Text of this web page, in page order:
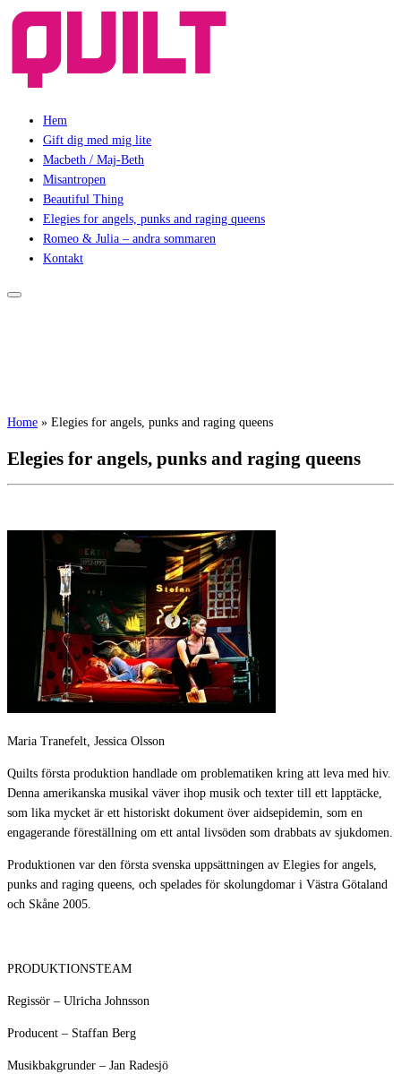
Hem
Gift dig med mig lite
Macbeth / Maj-Beth
Misantropen
Beautiful Thing
Elegies for angels, punks and raging queens
Romeo & Julia – andra sommaren
Kontakt
Home » Elegies for angels, punks and raging queens
Elegies for angels, punks and raging queens
Maria Tranefelt, Jessica Olsson
Quilts första produktion handlade om problematiken kring att leva med hiv.
Denna amerikanska musikal väver ihop musik och texter till ett lapptäcke,
som lika mycket är ett historiskt dokument över aidsepidemin, som en
engagerande föreställning om ett antal livsöden som drabbats av sjukdomen.
Produktionen var den första svenska uppsättningen av Elegies for angels,
punks and raging queens, och spelades för skolungdomar i Västra Götaland
och Skåne 2005.
PRODUKTIONSTEAM
Regissör – Ulricha Johnsson
Producent – Staffan Berg
Musikbakgrunder – Jan Radesjö